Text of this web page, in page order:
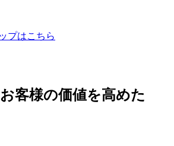
プはこちら
客様の価値を高めた